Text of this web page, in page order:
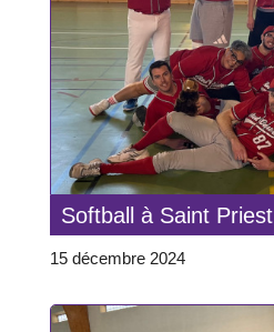
Softball à Saint Priest
15 décembre 2024